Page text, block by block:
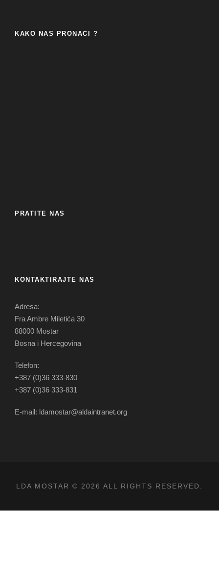
KAKO NAS PRONAĆI ?
PRATITE NAS
KONTAKTIRAJTE NAS
Adresa:
Fra Ambre Miletića 30
88000 Mostar
Bosna i Hercegovina
Telefon:
+387 (0)36 333-830
+387 (0)36 333-831
E-mail: ldamostar@aldaintranet.org
LDA MOSTAR © 2026 ALL RIGHTS RESERVED.